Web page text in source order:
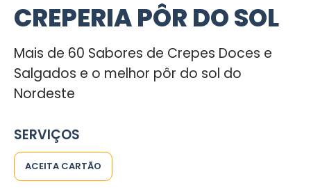
CREPERIA PÔR DO SOL
Mais de 60 Sabores de Crepes Doces e
Salgados e o melhor pôr do sol do
Nordeste
SERVIÇOS
ACEITA CARTÃO